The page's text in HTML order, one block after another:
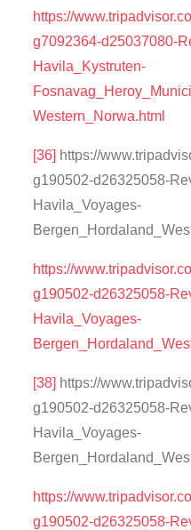
https://
g7092364-d25037080-
Havila_Kystruten-
Western_Norwa.html
[36] https://
g190502-d26325058-
Havila_Voyages-
https://
g190502-d26325058-
Havila_Voyages-
[38] https://
g190502-d26325058-
Havila_Voyages-
https://
g190502-d26325058-